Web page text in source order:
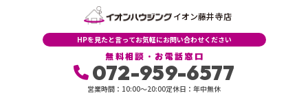
イオン藤井寺店
HPを見たと言ってお気軽にお問い合わせください
無料相談・お電話窓口
072-959-6577
営業時間：10:00〜20:00定休日：年中無休